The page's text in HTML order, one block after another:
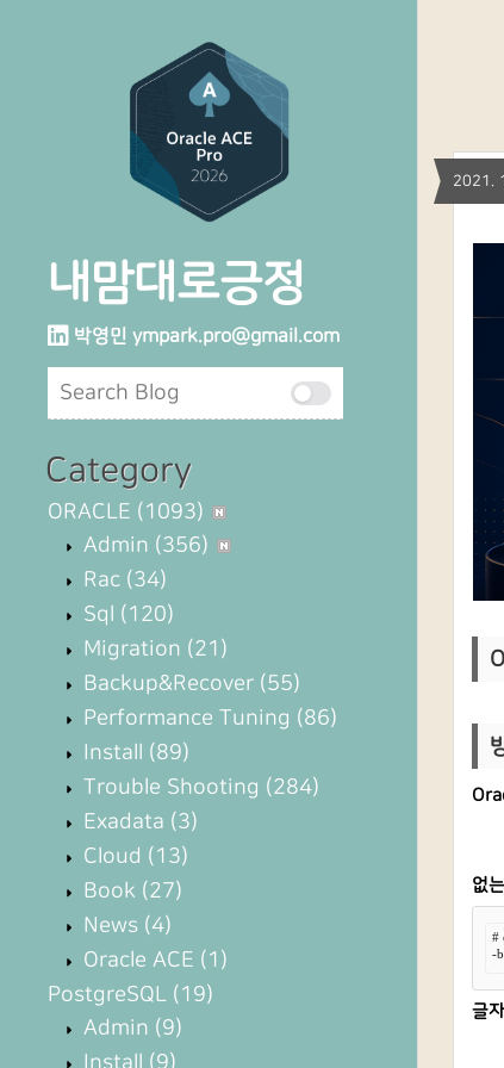
내맘대로긍정
박영민 ympark.pro@gmail.com
Category
ORACLE (1093)
Admin (356)
Rac (34)
Sql (120)
Migration (21)
Backup&Recover (55)
Performance Tuning (86)
Install (89)
Trouble Shooting (284)
Exadata (3)
Cloud (13)
Book (27)
News (4)
Oracle ACE (1)
PostgreSQL (19)
Admin (9)
Install (9)
2021.
없
#
-
글